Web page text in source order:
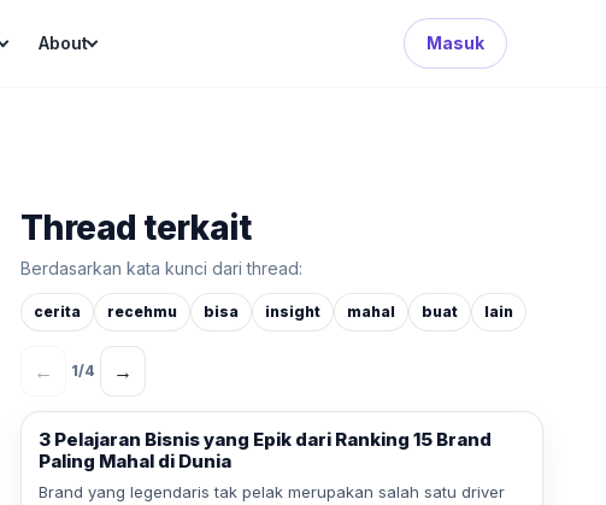
About Masuk
Search Button
Thread terkait
Berdasarkan kata kunci dari thread:
cerita recehmu bisa insight mahal buat lain
← 1/4 →
3 Pelajaran Bisnis yang Epik dari Ranking 15 Brand
Paling Mahal di Dunia
Brand yang legendaris tak pelak merupakan salah satu driver